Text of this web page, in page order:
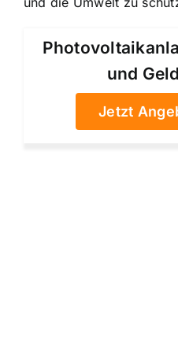
und
Jetzt